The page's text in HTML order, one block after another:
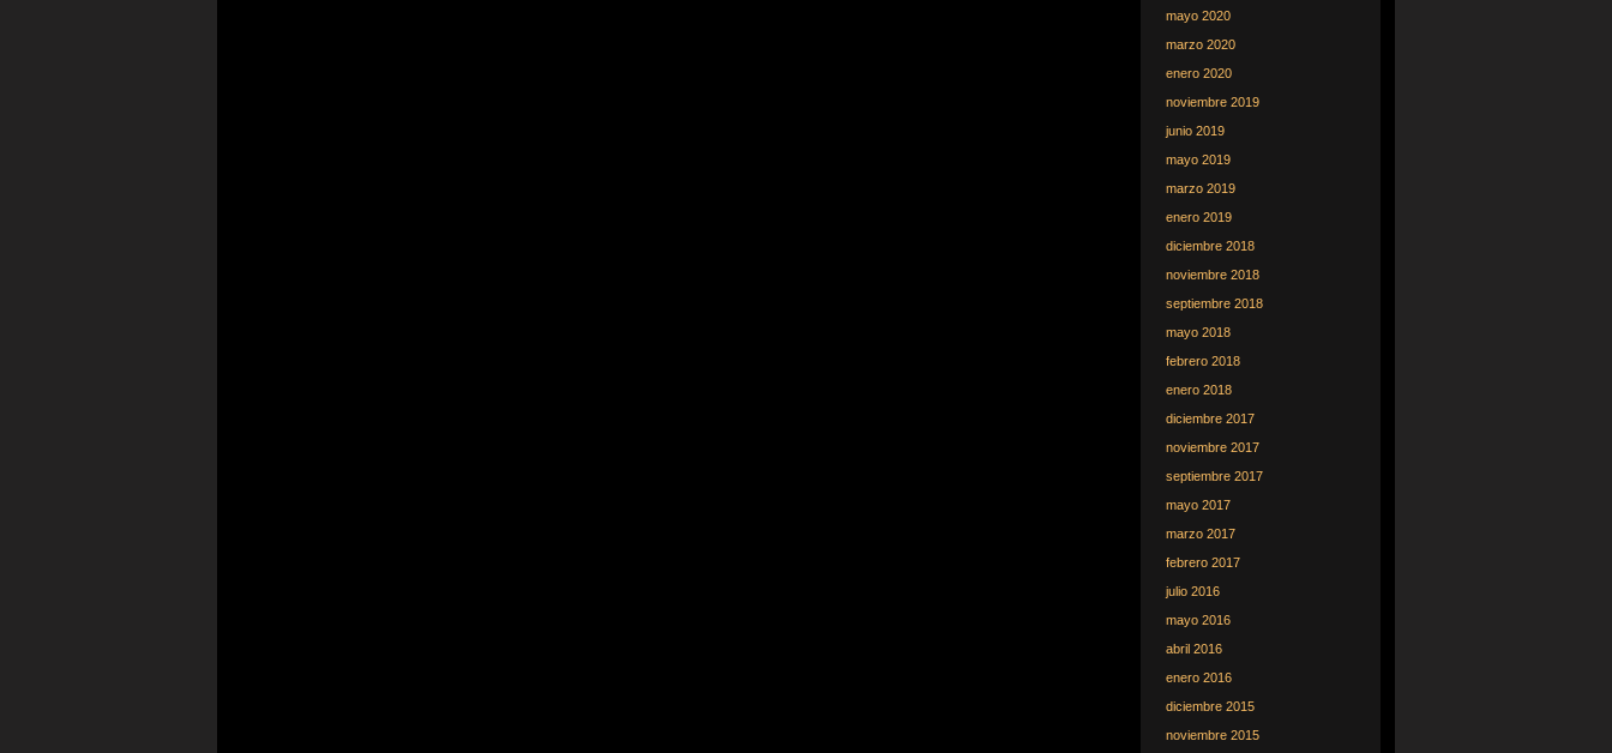
mayo 2020
marzo 2020
enero 2020
noviembre 2019
junio 2019
mayo 2019
marzo 2019
enero 2019
diciembre 2018
noviembre 2018
septiembre 2018
mayo 2018
febrero 2018
enero 2018
diciembre 2017
noviembre 2017
septiembre 2017
mayo 2017
marzo 2017
febrero 2017
julio 2016
mayo 2016
abril 2016
enero 2016
diciembre 2015
noviembre 2015